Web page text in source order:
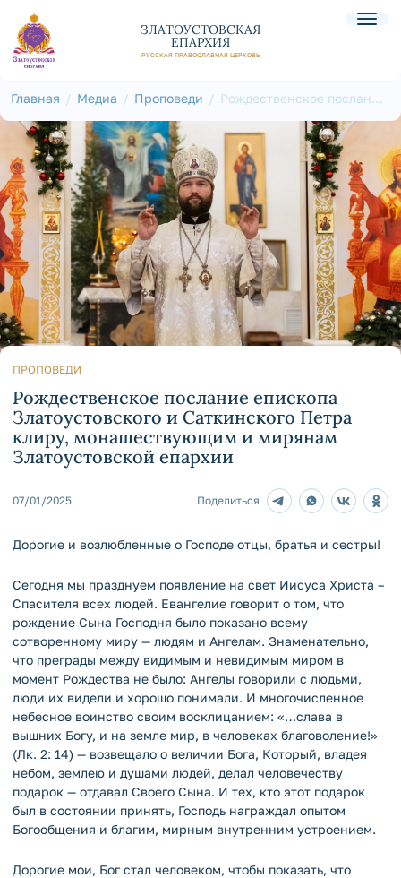
ЗЛАТОУСТОВСКАЯ
ЕПАРХИЯ
РУССКАЯ ПРАВОСЛАВНАЯ ЦЕРКОВЬ
Главная Медиа Проповеди
Рождественское послание
и Саткинского Петра
клиру, монашествующим и
мирянам Златоустовской
епархии
ПРОПОВЕДИ
Рождественское послание епископа
Златоустовского и Саткинского Петра
клиру, монашествующим и мирянам
Златоустовской епархии
07/01/2025 Поделиться
Дорогие и возлюбленные о Господе отцы, братья и сестры!
Сегодня мы празднуем появление на свет Иисуса Христа –
Спасителя всех людей. Евангелие говорит о том, что
рождение Сына Господня было показано всему
сотворенному миру — людям и Ангелам. Знаменательно,
что преграды между видимым и невидимым миром в
момент Рождества не было: Ангелы говорили с людьми,
люди их видели и хорошо понимали. И многочисленное
небесное воинство своим восклицанием: «…слава в
вышних Богу, и на земле мир, в человеках благоволение!»
(Лк. 2: 14) — возвещало о величии Бога, Который, владея
небом, землею и душами людей, делал человечеству
подарок — отдавал Своего Сына. И тех, кто этот подарок
был в состоянии принять, Господь награждал опытом
Богообщения и благим, мирным внутренним устроением.
Дорогие мои, Бог стал человеком, чтобы показать, что